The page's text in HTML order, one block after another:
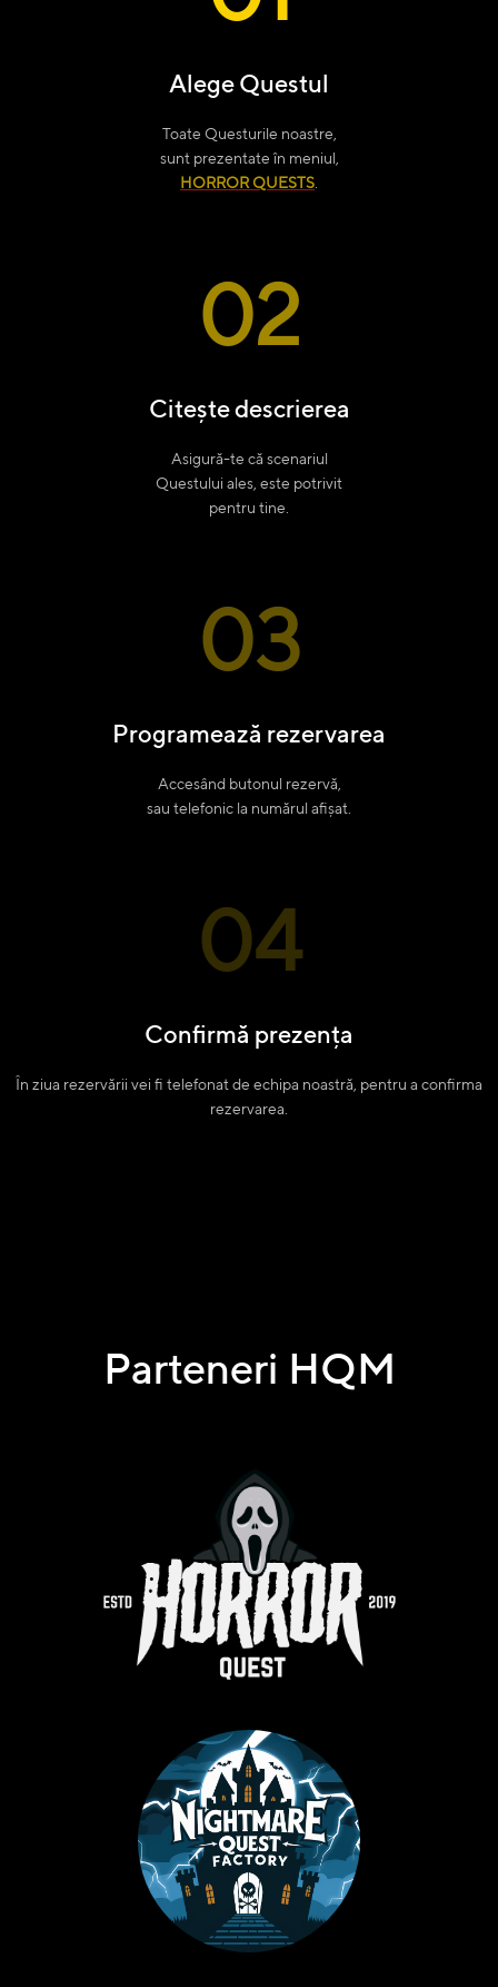
Alege Questul
Toate Questurile noastre,
sunt prezentate în meniul,
HORROR QUESTS
02
Citește descrierea
Asigură-te că scenariul
Questului ales, este potrivit
pentru tine.
03
Programează rezervarea
Accesând butonul rezervă,
sau telefonic la numărul afișat.
04
Confirmă prezența
În ziua rezervării vei fi telefonat de echipa noastră, pentru a confirma
rezervarea.
Parteneri HQM